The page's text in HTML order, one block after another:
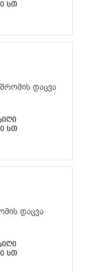
სთ
დაცვა
სთ
დაცვა
სთ